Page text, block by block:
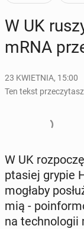
W UK
mRNA
23 KWIETNIA, 15:00
Ten tekst
W UK
ptasiej grypie
mogłaby
mią -
na tech­no­lo­gii